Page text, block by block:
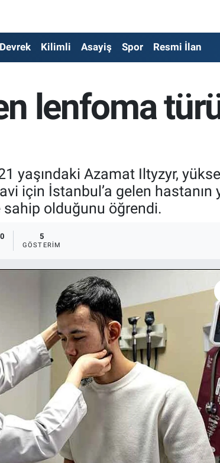
Devrek Kilimli Asayiş Spor Resmi İlan
lenfoma
yaşındaki Azamat Iltyzyr,
için İstanbul’a gelen
olduğunu öğrendi.
5
GÖSTERIM